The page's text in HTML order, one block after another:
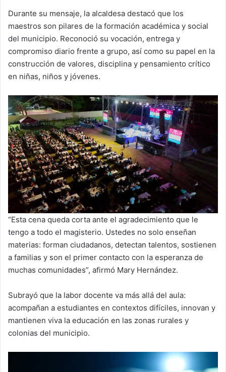
Durante su mensaje, la alcaldesa destacó que los
maestros son pilares de la formación académica y social
del municipio. Reconoció su vocación, entrega y
compromiso diario frente a grupo, así como su papel en la
construcción de valores, disciplina y pensamiento crítico
en niñas, niños y jóvenes.
“Esta cena queda corta ante el agradecimiento que le
tengo a todo el magisterio. Ustedes no solo enseñan
materias: forman ciudadanos, detectan talentos, sostienen
a familias y son el primer contacto con la esperanza de
muchas comunidades”, afirmó Mary Hernández.
Subrayó que la labor docente va más allá del aula:
acompañan a estudiantes en contextos difíciles, innovan y
mantienen viva la educación en las zonas rurales y
colonias del municipio.